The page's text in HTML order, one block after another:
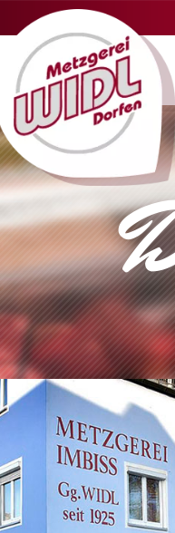
Navigation
überspringen
NAVIGATION
ÜBERSPRINGEN